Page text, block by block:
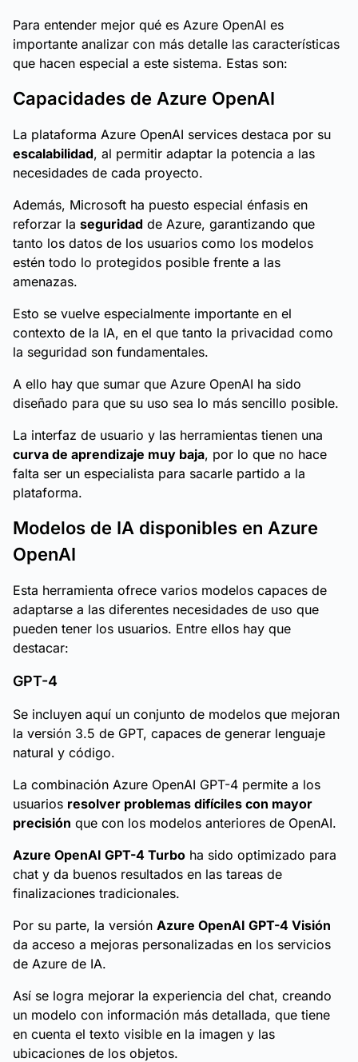
Para entender mejor qué es Azure OpenAI es
importante analizar con más detalle las características
que hacen especial a este sistema. Estas son:
Capacidades de Azure OpenAI
La plataforma Azure OpenAI services destaca por su
escalabilidad, al permitir adaptar la potencia a las
necesidades de cada proyecto.
Además, Microsoft ha puesto especial énfasis en
reforzar la seguridad de Azure, garantizando que
tanto los datos de los usuarios como los modelos
estén todo lo protegidos posible frente a las
amenazas.
Esto se vuelve especialmente importante en el
contexto de la IA, en el que tanto la privacidad como
la seguridad son fundamentales.
A ello hay que sumar que Azure OpenAI ha sido
diseñado para que su uso sea lo más sencillo posible.
La interfaz de usuario y las herramientas tienen una
curva de aprendizaje muy baja, por lo que no hace
falta ser un especialista para sacarle partido a la
plataforma.
Modelos de IA disponibles en Azure
OpenAI
Esta herramienta ofrece varios modelos capaces de
adaptarse a las diferentes necesidades de uso que
pueden tener los usuarios. Entre ellos hay que
destacar:
GPT-4
Se incluyen aquí un conjunto de modelos que mejoran
la versión 3.5 de GPT, capaces de generar lenguaje
natural y código.
La combinación Azure OpenAI GPT-4 permite a los
usuarios resolver problemas difíciles con mayor
precisión que con los modelos anteriores de OpenAI.
Azure OpenAI GPT-4 Turbo ha sido optimizado para
chat y da buenos resultados en las tareas de
finalizaciones tradicionales.
Por su parte, la versión Azure OpenAI GPT-4 Visión
da acceso a mejoras personalizadas en los servicios
de Azure de IA.
Así se logra mejorar la experiencia del chat, creando
un modelo con información más detallada, que tiene
en cuenta el texto visible en la imagen y las
ubicaciones de los objetos.